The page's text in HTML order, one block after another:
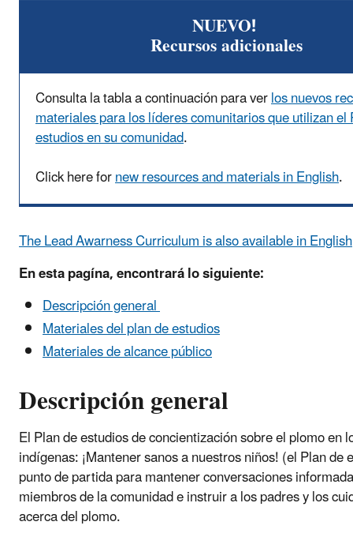
NUEVO!
Recursos adicionales
Consulta la tabla a continuación para verlos nuevos
materiales para los líderes comunitarios que utilizan el
estudios en su comunidad.
Click here fornew resources and materials in English.
The Lead Awarness Curriculum is also available in English
En esta pagína, encontrará lo siguiente:
Descripción general
Materiales del plan de estudios
Materiales de alcance público
Descripción general
El Plan de estudios de concientización sobre el plomo en
indígenas: ¡Mantener sanos a nuestros niños! (el Plan de
punto de partida para mantener conversaciones
miembros de la comunidad e instruir a los padres y los
acerca del plomo.